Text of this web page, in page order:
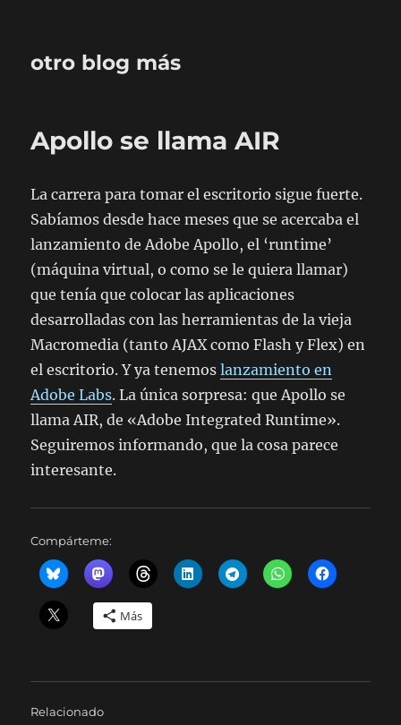
otro blog más
Apollo se llama AIR
La carrera para tomar el escritorio sigue fuerte.
Sabíamos desde hace meses que se acercaba el
lanzamiento de Adobe Apollo, el ‘runtime’
(máquina virtual, o como se le quiera llamar)
que tenía que colocar las aplicaciones
desarrolladas con las herramientas de la vieja
Macromedia (tanto AJAX como Flash y Flex) en
el escritorio. Y ya tenemoslanzamiento en
Adobe Labs. La única sorpresa: que Apollo se
llama AIR, de «Adobe Integrated Runtime».
Seguiremos informando, que la cosa parece
interesante.
Compárteme:
Más
Relacionado